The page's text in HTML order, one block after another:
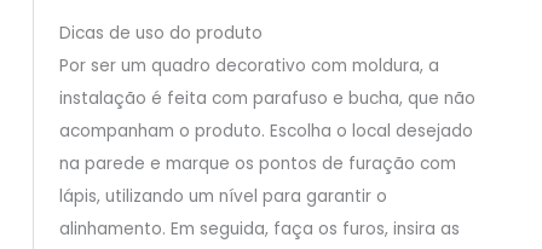
Dicas de uso do produto
Por ser um quadro decorativo com moldura, a
instalação é feita com parafuso e bucha, que não
acompanham o produto. Escolha o local desejado
na parede e marque os pontos de furação com
lápis, utilizando um nível para garantir o
alinhamento. Em seguida, faça os furos, insira as